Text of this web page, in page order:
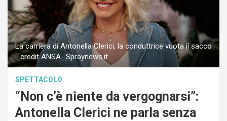
La carriera di Antonella Clerici, la conduttrice vuota il sacco
- credit ANSA- Spraynews.it
SPETTACOLO
“Non c’è niente da vergognarsi”:
Antonella Clerici ne parla senza